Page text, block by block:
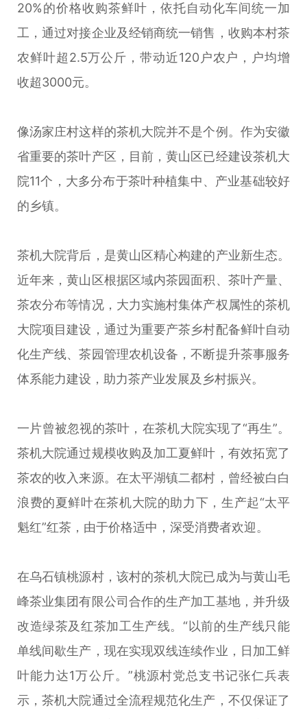
20%的价格收购茶鲜叶，依托自动化车间统一加
工，通过对接企业及经销商统一销售，收购本村茶
农鲜叶超2.5万公斤，带动近120户农户，户均增
收超3000元。
像汤家庄村这样的茶机大院并不是个例。作为安徽
省重要的茶叶产区，目前，黄山区已经建设茶机大
院11个，大多分布于茶叶种植集中、产业基础较好
的乡镇。
茶机大院背后，是黄山区精心构建的产业新生态。
近年来，黄山区根据区域内茶园面积、茶叶产量、
茶农分布等情况，大力实施村集体产权属性的茶机
大院项目建设，通过为重要产茶乡村配备鲜叶自动
化生产线、茶园管理农机设备，不断提升茶事服务
体系能力建设，助力茶产业发展及乡村振兴。
一片曾被忽视的茶叶，在茶机大院实现了“再生”。
茶机大院通过规模收购及加工夏鲜叶，有效拓宽了
茶农的收入来源。在太平湖镇二都村，曾经被白白
浪费的夏鲜叶在茶机大院的助力下，生产起“太平
魁红”红茶，由于价格适中，深受消费者欢迎。
在乌石镇桃源村，该村的茶机大院已成为与黄山毛
峰茶业集团有限公司合作的生产加工基地，并升级
改造绿茶及红茶加工生产线。“以前的生产线只能
单线间歇生产，现在实现双线连续作业，日加工鲜
叶能力达1万公斤。”桃源村党总支书记张仁兵表
示，茶机大院通过全流程规范化生产，不仅保证了